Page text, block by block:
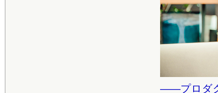
――プロダ